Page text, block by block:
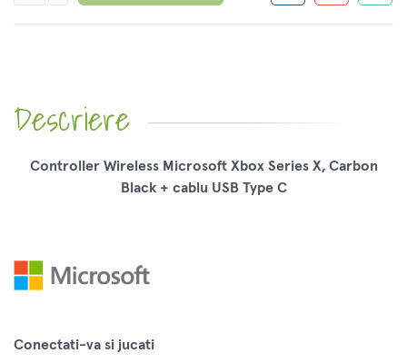
Descriere
Controller Wireless Microsoft Xbox Series X, Carbon
Black + cablu USB Type C
Conectati-va si jucati